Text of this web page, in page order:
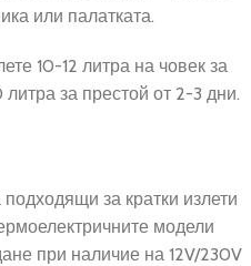
или палатката.
10-12 литра на човек за
за престой от 2-3 дни.
за кратки излети
модели
при наличие на 12V/230V